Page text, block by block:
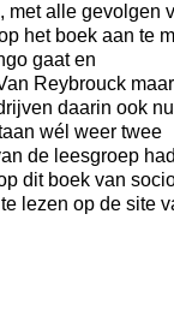
met alle gevolgen
het boek aan te
gaat en
Reybrouck
daarin ook
wél weer twee
de leesgroep
dit boek van
lezen op de site